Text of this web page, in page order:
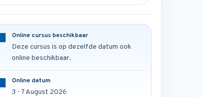
Online cursus beschikbaar
Deze cursus is op dezelfde datum ook
online beschikbaar.
Online datum
3 - 7 August 2026